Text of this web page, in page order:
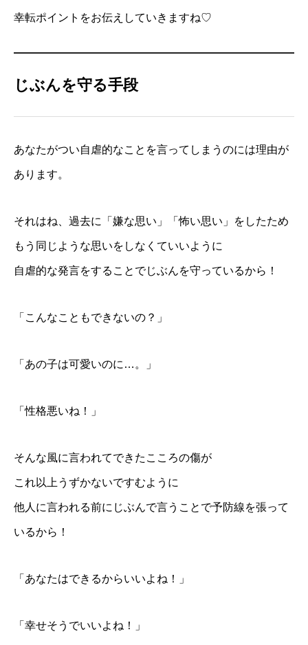
幸転ポイントをお伝えしていきますね♡
じぶんを守る手段
あなたがつい自虐的なことを言ってしまうのには理由が
あります。
それはね、過去に「嫌な思い」「怖い思い」をしたため
もう同じような思いをしなくていいように
自虐的な発言をすることでじぶんを守っているから！
「こんなこともできないの？」
「あの子は可愛いのに…。」
「性格悪いね！」
そんな風に言われてできたこころの傷が
これ以上うずかないですむように
他人に言われる前にじぶんで言うことで予防線を張って
いるから！
「あなたはできるからいいよね！」
「幸せそうでいいよね！」